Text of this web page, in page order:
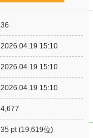
36
2026.04.19 15:10
2026.04.19 15:10
2026.04.19 15:10
4,677
35 pt (19,619位)